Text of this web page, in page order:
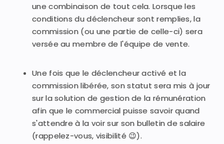
une combinaison de tout cela. Lorsque les
conditions du déclencheur sont remplies, la
commission (ou une partie de celle-ci) sera
versée au membre de l'équipe de vente.
Une fois que le déclencheur activé et la
commission libérée, son statut sera mis à jour
sur la solution de gestion de la rémunération
afin que le commercial puisse savoir quand
s'attendre à la voir sur son bulletin de salaire
(rappelez-vous, visibilité 😉).